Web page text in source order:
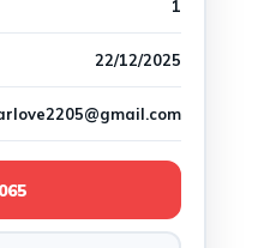
1
22/12/2025